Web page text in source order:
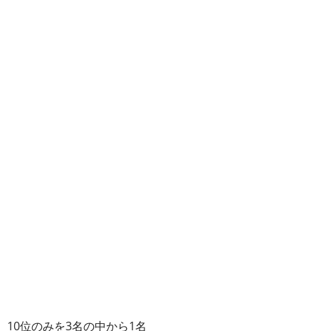
位のみを3名の中から1名